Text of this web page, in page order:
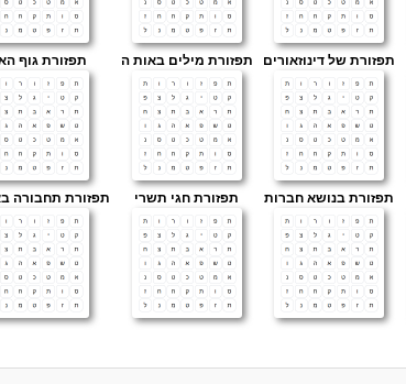
תפזורת של דינוזאורים תפזורת מילים באות ה תפזורת גוף
תפזורת בנושא חברות תפזורת חגי תשרי תפזורת תחבורה